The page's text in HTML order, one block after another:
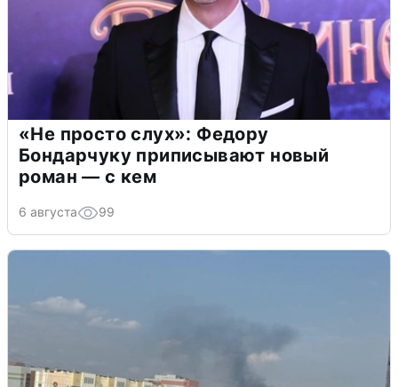
«Не просто слух»: Федору
Бондарчуку приписывают новый
роман — с кем
6 августа 99